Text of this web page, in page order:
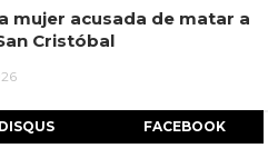
mujer acusada de matar a
Cristóbal
DISQUS FACEBOOK